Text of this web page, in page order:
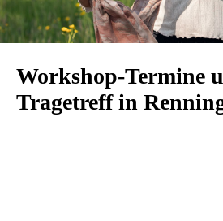
Workshop-Termine
Tragetreff in